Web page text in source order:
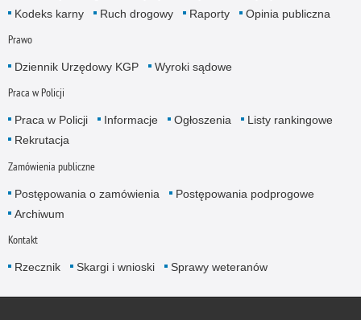
Kodeks karny
Ruch drogowy Raporty Opinia publiczna
Prawo
Dziennik Urzędowy KGP Wyroki sądowe
Praca w Policji
Praca w Policji Informacje Ogłoszenia
Listy rankingowe
Rekrutacja
Zamówienia publiczne
Postępowania o zamówienia
Postępowania podprogowe
Archiwum
Kontakt
Rzecznik Skargi i wnioski Sprawy weteranów